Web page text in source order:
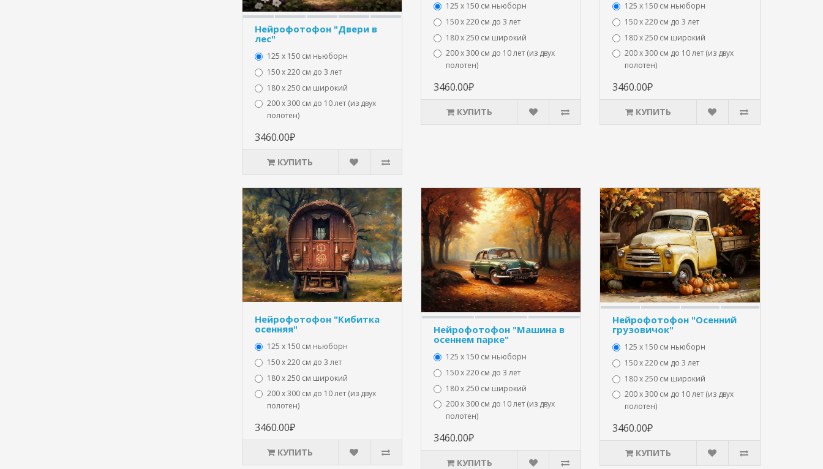
Нейрофотофон "Двери в
лес"
125 x 150 см ньюборн
150 х 220 см до 3 лет
180 х 250 см широкий
200 х 300 см до 10 лет (из двух
полотен)
3460.00₽
КУПИТЬ
125 x 150 см ньюборн
150 х 220 см до 3 лет
180 х 250 см широкий
200 х 300 см до 10 лет (из двух
полотен)
3460.00₽
КУПИТЬ
125 x 150 см ньюборн
150 х 220 см до 3 лет
180 х 250 см широкий
200 х 300 см до 10 лет (из двух
полотен)
3460.00₽
КУПИТЬ
Нейрофотофон "Кибитка
осенняя"
125 x 150 см ньюборн
150 х 220 см до 3 лет
180 х 250 см широкий
200 х 300 см до 10 лет (из двух
полотен)
3460.00₽
КУПИТЬ
Нейрофотофон "Машина в
осеннем парке"
125 x 150 см ньюборн
150 х 220 см до 3 лет
180 х 250 см широкий
200 х 300 см до 10 лет (из двух
полотен)
3460.00₽
КУПИТЬ
Нейрофотофон "Осенний
грузовичок"
125 x 150 см ньюборн
150 х 220 см до 3 лет
180 х 250 см широкий
200 х 300 см до 10 лет (из двух
полотен)
3460.00₽
КУПИТЬ